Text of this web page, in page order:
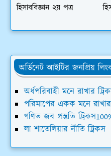
হিসাববিজ্ঞান ২য় পত্র
অর্ডিনেট আইটির জনপ্রিয়
অর্ধপরিবাহী মনে রাখার
পরিমাপের একক মনে
গণিত জব প্রস্তুতি
লা শাতেলিয়ার নীতি ট্রিকস